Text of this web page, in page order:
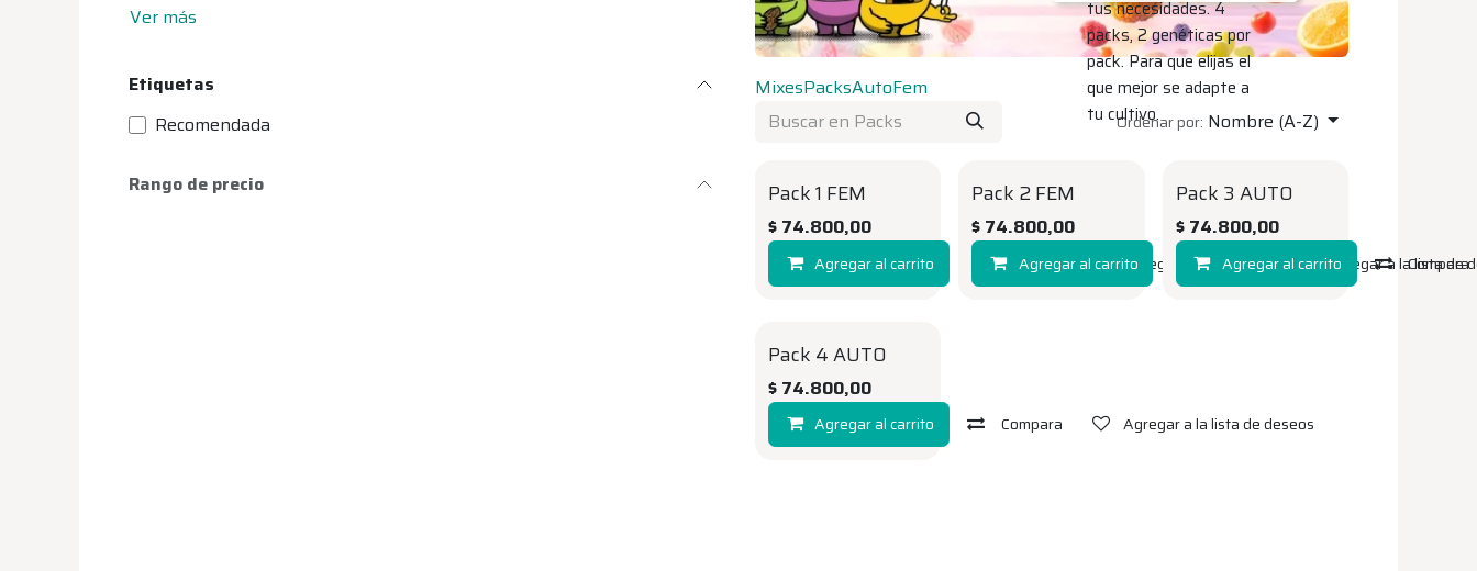
Ver más
Etiquetas
Recomendada
Rango de precio
tus necesidades. 4
packs, 2 genéticas por
pack. Para que elijas el
que mejor se adapte a
tu cultivo.
MixesPacksAutoFem
Ordenar por: Nombre (A-Z)
Pack 1 FEM
$ 74.800,00
Agregar al carrito Compara Agregar a la lista de deseos
Pack 2 FEM
$ 74.800,00
Agregar al carrito Compara Agregar a la lista de
Pack 3 AUTO
$ 74.800,00
Agregar al carrito Compara
Pack 4 AUTO
$ 74.800,00
Agregar al carrito Compara Agregar a la lista de deseos